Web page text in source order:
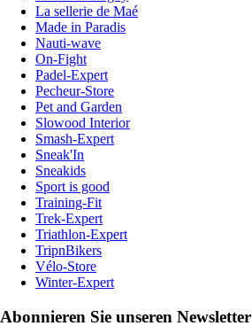
La sellerie de Maé
Made in Paradis
Nauti-wave
On-Fight
Padel-Expert
Pecheur-Store
Pet and Garden
Slowood Interior
Smash-Expert
Sneak'In
Sneakids
Sport is good
Training-Fit
Trek-Expert
Triathlon-Expert
TripnBikers
Vélo-Store
Winter-Expert
Abonnieren Sie unseren Newsletter